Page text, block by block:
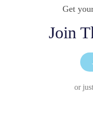
Get
Join
or just